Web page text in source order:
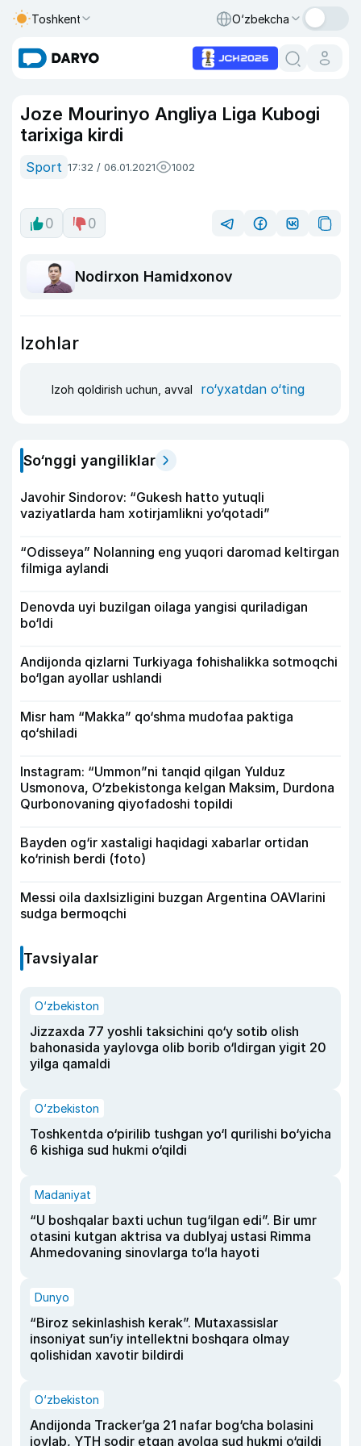
Toshkent O‘zbekcha
Joze Mourinyo Angliya Liga Kubogi
tarixiga kirdi
Sport 17:32 / 06.01.2021 1002
0 0
Nodirxon Hamidxonov
Izohlar
Izoh qoldirish uchun, avval ro‘yxatdan o‘ting
So‘nggi yangiliklar
Javohir Sindorov: “Gukesh hatto yutuqli
vaziyatlarda ham xotirjamlikni yo‘qotadi”
“Odisseya” Nolanning eng yuqori daromad keltirgan
filmiga aylandi
Denovda uyi buzilgan oilaga yangisi quriladigan
bo‘ldi
Andijonda qizlarni Turkiyaga fohishalikka sotmoqchi
bo‘lgan ayollar ushlandi
Misr ham “Makka” qo‘shma mudofaa paktiga
qo‘shiladi
Instagram: “Ummon”ni tanqid qilgan Yulduz
Usmonova, O‘zbekistonga kelgan Maksim, Durdona
Qurbonovaning qiyofadoshi topildi
Bayden og‘ir xastaligi haqidagi xabarlar ortidan
ko‘rinish berdi (foto)
Messi oila daxlsizligini buzgan Argentina OAVlarini
sudga bermoqchi
Tavsiyalar
O‘zbekiston
Jizzaxda 77 yoshli taksichini qo‘y sotib olish
bahonasida yaylovga olib borib o‘ldirgan yigit 20
yilga qamaldi
O‘zbekiston
Toshkentda o‘pirilib tushgan yo‘l qurilishi bo‘yicha
6 kishiga sud hukmi o‘qildi
Madaniyat
“U boshqalar baxti uchun tug‘ilgan edi”. Bir umr
otasini kutgan aktrisa va dublyaj ustasi Rimma
Ahmedovaning sinovlarga to‘la hayoti
Dunyo
“Biroz sekinlashish kerak”. Mutaxassislar
insoniyat sun’iy intellektni boshqara olmay
qolishidan xavotir bildirdi
O‘zbekiston
Andijonda Tracker’ga 21 nafar bog‘cha bolasini
joylab, YTH sodir etgan ayolga sud hukmi o‘qildi